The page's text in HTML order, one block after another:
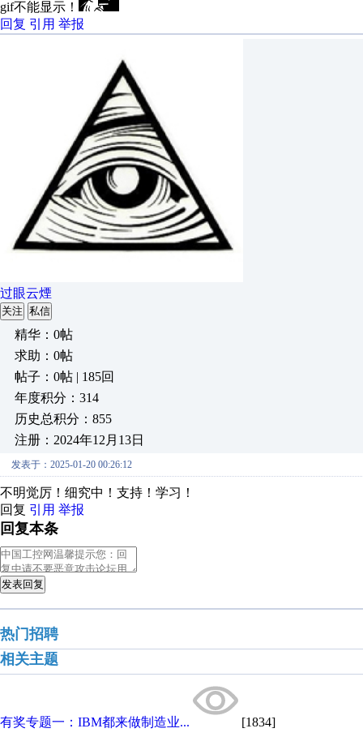
gif不能显示！
回复 引用 举报
过眼云煙
关注 私信
精华：0帖
求助：0帖
帖子：0帖 | 185回
年度积分：314
历史总积分：855
注册：2024年12月13日
发表于：2025-01-20 00:26:12
不明觉厉！细究中！支持！学习！
回复 引用 举报
回复本条
发表回复
热门招聘
相关主题
有奖专题一：IBM都来做制造业... [1834]